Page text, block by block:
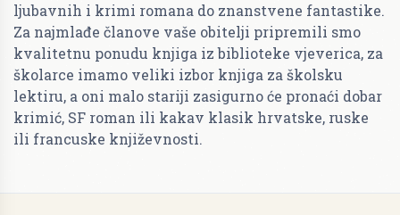
ljubavnih i krimi romana do znanstvene fantastike.
Za najmlađe članove vaše obitelji pripremili smo
kvalitetnu ponudu knjiga iz biblioteke vjeverica, za
školarce imamo veliki izbor knjiga za školsku
lektiru, a oni malo stariji zasigurno će pronaći dobar
krimić, SF roman ili kakav klasik hrvatske, ruske
ili francuske književnosti.